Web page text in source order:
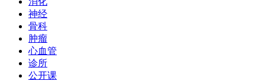
神经
骨科
肿瘤
心血管
诊所
公开课